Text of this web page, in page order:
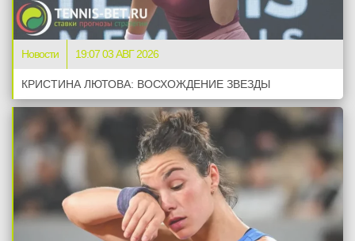
Новости 19:07 03 АВГ 2026
КРИСТИНА ЛЮТОВА: ВОСХОЖДЕНИЕ ЗВЕЗДЫ